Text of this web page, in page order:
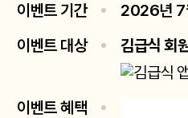
이벤트 기간
2026년 7
이벤트 대상
김급식 회
이벤트 혜택